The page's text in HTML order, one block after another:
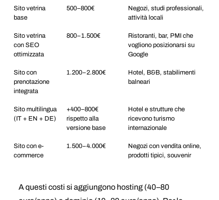
Sito vetrina
base
500–800€
Negozi, studi professionali,
attività locali
Sito vetrina
con SEO
ottimizzata
800–1.500€
Ristoranti, bar, PMI che
vogliono posizionarsi su
Google
Sito con
prenotazione
integrata
1.200–2.800€
Hotel, B&B, stabilimenti
balneari
Sito multilingua
(IT + EN + DE)
+400–800€
rispetto alla
versione base
Hotel e strutture che
ricevono turismo
internazionale
Sito con e-
commerce
1.500–4.000€
Negozi con vendita online,
prodotti tipici, souvenir
A questi costi si aggiungono hosting (40–80